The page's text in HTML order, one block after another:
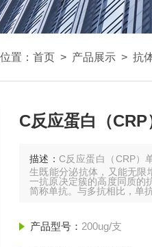
置： 首页 > 产品展示 > 抗
C反应蛋白（
描述：C反应蛋白（CRP）
生既能分泌抗体，又能无限
一抗原决定簇的高度同质的
简称单抗。与多抗相比，单
产品型号： 200ug/支